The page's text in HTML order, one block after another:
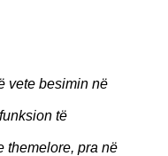
vete besimin në
të
themelore, pra në